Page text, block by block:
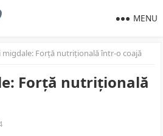
MENU
migdale: Forță nutrițională într-o coajă
Forță nutrițională